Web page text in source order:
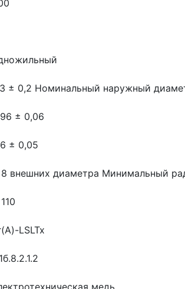
± 0,2 Номинальный наружный
± 0,06
± 0,05
внешних диаметра Минимальный
LSLTx
медь